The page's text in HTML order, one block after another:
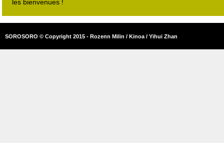
les bienvenues !
SOROSORO © Copyright 2015 - Rozenn Milin / Kinoa / Yihui Zhan